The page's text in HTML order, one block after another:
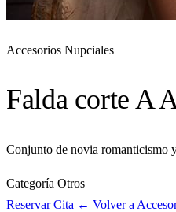
Accesorios Nupciales
Falda corte A
Conjunto de novia romanticismo
Categoría Otros
Reservar Cita ← Volver a